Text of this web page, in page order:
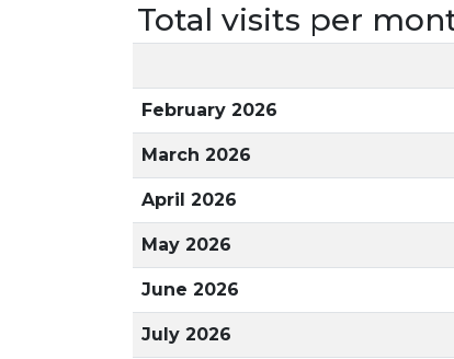
Total visits per
February 2026
March 2026
April 2026
May 2026
June 2026
July 2026